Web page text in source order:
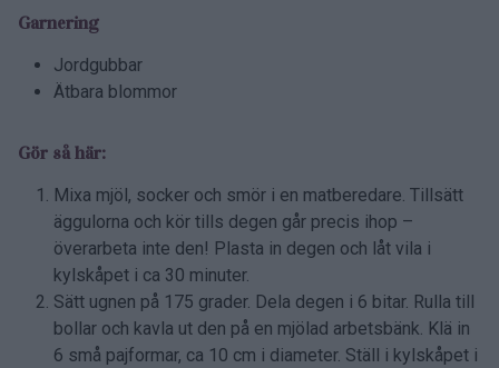
Garnering
Jordgubbar
Ätbara blommor
Gör så här:
Mixa mjöl, socker och smör i en matberedare. Tillsätt
äggulorna och kör tills degen går precis ihop –
överarbeta inte den! Plasta in degen och låt vila i
kylskåpet i ca 30 minuter.
Sätt ugnen på 175 grader. Dela degen i 6 bitar. Rulla till
bollar och kavla ut den på en mjölad arbetsbänk. Klä in
6 små pajformar, ca 10 cm i diameter. Ställ i kylskåpet i